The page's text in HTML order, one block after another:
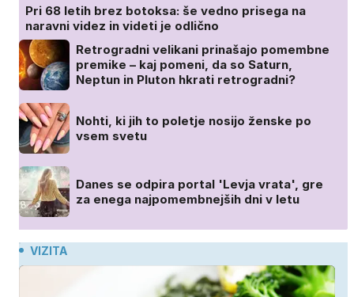
Pri 68 letih brez botoksa: še vedno prisega na
naravni videz in videti je odlično
Retrogradni velikani prinašajo pomembne
premike – kaj pomeni, da so Saturn,
Neptun in Pluton hkrati retrogradni?
Nohti, ki jih to poletje nosijo ženske po
vsem svetu
Danes se odpira portal 'Levja vrata', gre
za enega najpomembnejših dni v letu
VIZITA